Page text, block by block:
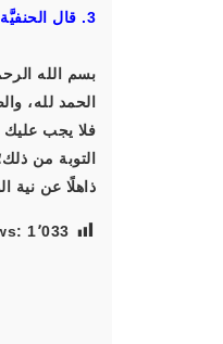
3. قال الحنفيَّة: النِّيَّة سُنَّةٌ في الوضوء. فهل يرى الحنفيَّة أن إبطال النِّيَّة في الوضوء يُبطل الوضوء بالكامل؟
بسم الله
الحمد لله،
فلا يجب عليك
التوبة من
ذاهلًا عن نية
1٬033